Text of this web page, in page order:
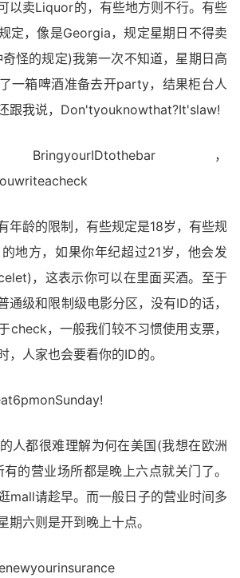
以卖Liquor的，有些地方则不行。有些
定，像是Georgia，规定星期日不得卖
怪的规定)我第一次不知道，星期日高
一箱啤酒准备去开party，结果柜台人
跟我说，Don'tyouknowthat?It'slaw!
，
年龄的限制，有些规定是18岁，有些规
地方，如果你年纪超过21岁，他会发
，这表示你可以在里面买酒。至于
通级和限制级电影分区，没有ID的话，
check，一般我们较不习惯使用支票，
，人家也会要看你的ID的。
人都很难理解为何在美国(我想在欧洲
的营业场所都是晚上六点就关门了。
mall请趁早。而一般日子的营业时间多
期六则是开到晚上十点。